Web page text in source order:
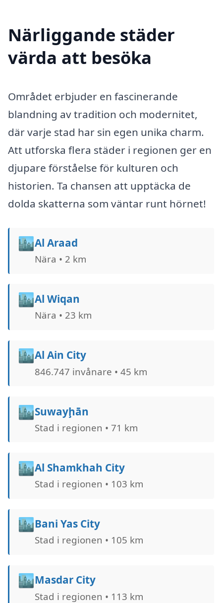
Närliggande städer
värda att besöka
Området erbjuder en fascinerande
blandning av tradition och modernitet,
där varje stad har sin egen unika charm.
Att utforska flera städer i regionen ger en
djupare förståelse för kulturen och
historien. Ta chansen att upptäcka de
dolda skatterna som väntar runt hörnet!
🏙️Al Araad
Nära • 2 km
🏙️Al Wiqan
Nära • 23 km
🏙️Al Ain City
846.747 invånare • 45 km
🏙️Suwayḩān
Stad i regionen • 71 km
🏙️Al Shamkhah City
Stad i regionen • 103 km
🏙️Bani Yas City
Stad i regionen • 105 km
🏙️Masdar City
Stad i regionen • 113 km